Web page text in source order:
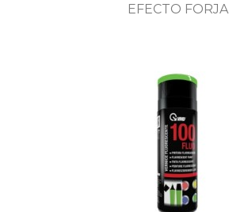
EFECTO FORJA